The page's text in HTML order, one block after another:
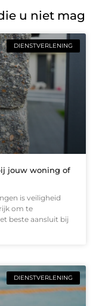
u niet mag
DIENSTVERLENING
jouw woning of
is veiligheid
om te
beste aansluit bij
DIENSTVERLENING